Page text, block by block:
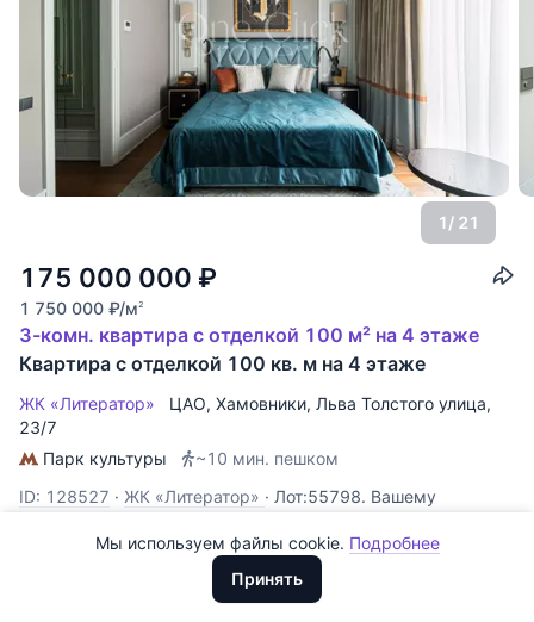
1/ 21
175 000 000 ₽
1 750 000 ₽/м2
3-комн. квартира с отделкой 100 м² на 4 этаже
Квартира с отделкой 100 кв. м на 4 этаже
ЖК «Литератор» ЦАО, Хамовники, Льва Толстого улица,
23/7
Парк культуры
~10 мин. пешком
ID: 128527 · ЖК «Литератор» · Лот:55798. Вашему
дизайнерским и дорогим ремонтом. Квартира очень
грамотно спланирована по зонам. Изолированная кухня со
всей необходимой мебелью и техникой. Просторная
One Click Property
Все
Сегодня 0
Вчера
За неделю
ДолларыМы используем файлы cookie. Подробнее
ООО "ХоумХантер" использует cookie для обеспечения
функционирования веб-сайта, аналитики действий на веб-сайте
Принять